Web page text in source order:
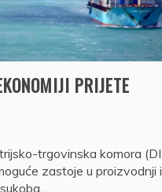
PRIJETE
trgovinska komora
zastoje u proizvodnji i